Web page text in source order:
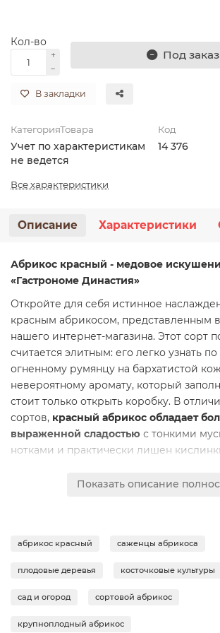
Кол-во
Под заказ
В закладки
КатегорияТовара
Учет по характеристикам
не ведется
Код
14 376
Все характеристики
Описание Характеристики
Абрикос красный - медовое
«Гастрономе Династия»
Откройте для себя истинное
красным абрикосом, представленным
нашего интернет-магазина. Этот сорт
считается элитным: его легко узнать
огненному румянцу на бархатистой
невероятному аромату, который
стоит только открыть коробку. В
сортов, красный абрикос обладает
выраженной сладостью с тонкими
нотками и практически лишен
тает во рту, оставляя долгое медовое
Красные абрикосы - это не только
удовольствие, но и настоящий
который и придает кожице яркий алый
Показать описание
абрикос красный саженцы абрикоса
плодовые деревья косточковые культуры
сад и огород сортовой абрикос
крупноплодный абрикос